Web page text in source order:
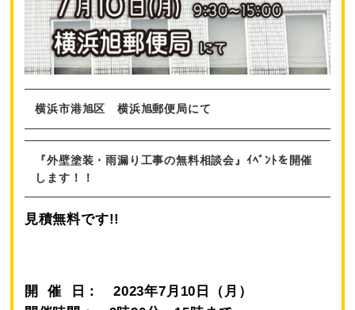
横浜市港旭区 横浜旭郵便局にて
『外壁塗装・雨漏り工事の無料相談会』ｲﾍﾞﾝﾄを開催
します！！
見積無料です!!
開 催 日： 2023年7月10日（月）